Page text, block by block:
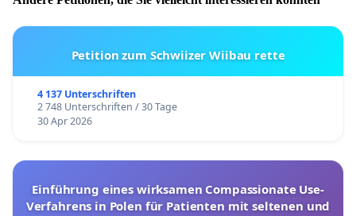
Petition zum Schwiizer Wiibau rette
4 137 Unterschriften
2 748 Unterschriften / 30 Tage
30 Apr 2026
Einführung eines wirksamen Compassionate Use-
Verfahrens in Polen für Patienten mit seltenen und